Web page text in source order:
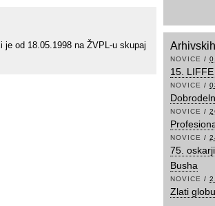
od 18.05.1998 na ŽVPL-u skupaj
NOVICE /
15.
NOVICE /
NOVICE /
NOVICE /
75.
Busha
NOVICE /
Zlati